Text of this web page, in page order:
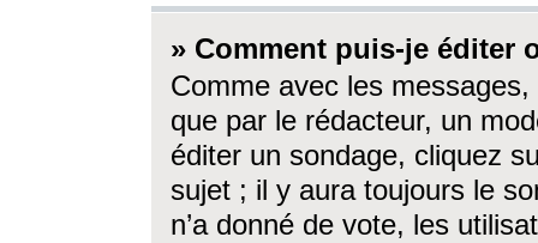
» Comment puis-je éditer
Comme avec les
que par le rédacteur, un
éditer un sondage, cliquez
sujet ; il y aura toujours le
n’a donné de vote, les